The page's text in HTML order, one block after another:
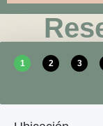
1 2 3